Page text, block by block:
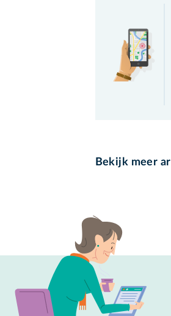
Bekijk meer